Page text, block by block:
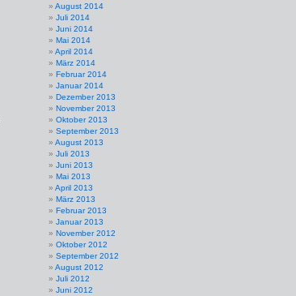
August 2014
Juli 2014
Juni 2014
Mai 2014
April 2014
März 2014
Februar 2014
Januar 2014
Dezember 2013
November 2013
Oktober 2013
September 2013
August 2013
Juli 2013
Juni 2013
Mai 2013
April 2013
März 2013
Februar 2013
Januar 2013
November 2012
Oktober 2012
September 2012
August 2012
Juli 2012
Juni 2012